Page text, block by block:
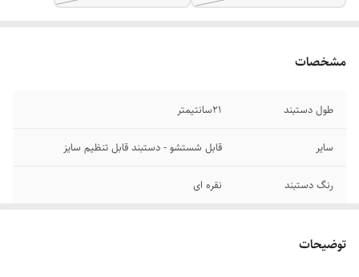
مشخصات
طول دستبند ۲1سانتیمتر
سایر قابل شستشو - دستبند قابل تنظیم سایز
رنگ دستبند نقره ای
توضیحات